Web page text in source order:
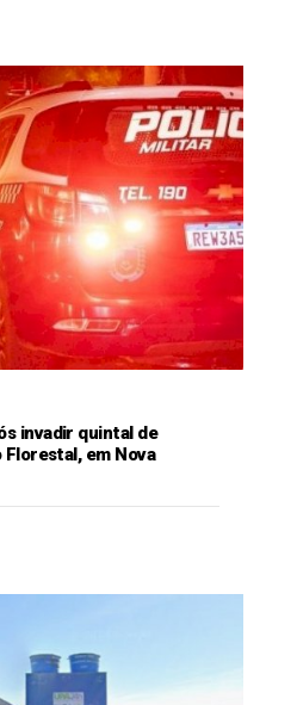
invadir quintal de
em Nova